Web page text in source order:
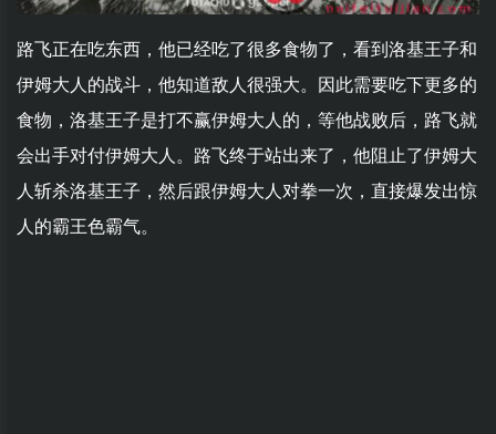
路飞正在吃东西，他已经吃了很多食物了，看到洛基王子和
伊姆大人的战斗，他知道敌人很强大。因此需要吃下更多的
食物，洛基王子是打不赢伊姆大人的，等他战败后，路飞就
会出手对付伊姆大人。路飞终于站出来了，他阻止了伊姆大
人斩杀洛基王子，然后跟伊姆大人对拳一次，直接爆发出惊
人的霸王色霸气。